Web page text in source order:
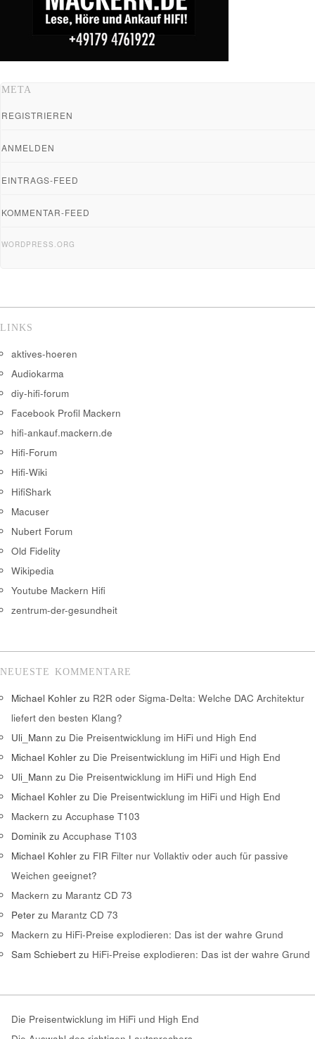
META
REGISTRIEREN
ANMELDEN
EINTRAGS-FEED
KOMMENTAR-FEED
WORDPRESS.ORG
LINKS
aktives-hoeren
Audiokarma
diy-hifi-forum
Facebook Profil Mackern
hifi-ankauf.mackern.de
Hifi-Forum
Hifi-Wiki
HifiShark
Macuser
Nubert Forum
Old Fidelity
Wikipedia
Youtube Mackern Hifi
zentrum-der-gesundheit
NEUESTE KOMMENTARE
Michael Kohler zu R2R oder Sigma-Delta: Welche DAC Architektur
liefert den besten Klang?
Uli_Mann zu Die Preisentwicklung im HiFi und High End
Michael Kohler zu Die Preisentwicklung im HiFi und High End
Uli_Mann zu Die Preisentwicklung im HiFi und High End
Michael Kohler zu Die Preisentwicklung im HiFi und High End
Mackern zu Accuphase T103
Dominik zu Accuphase T103
Michael Kohler zu FIR Filter nur Vollaktiv oder auch für passive
Weichen geeignet?
Mackern zu Marantz CD 73
Peter zu Marantz CD 73
Mackern zu HiFi-Preise explodieren: Das ist der wahre Grund
Sam Schiebert zu HiFi-Preise explodieren: Das ist der wahre Grund
Die Preisentwicklung im HiFi und High End